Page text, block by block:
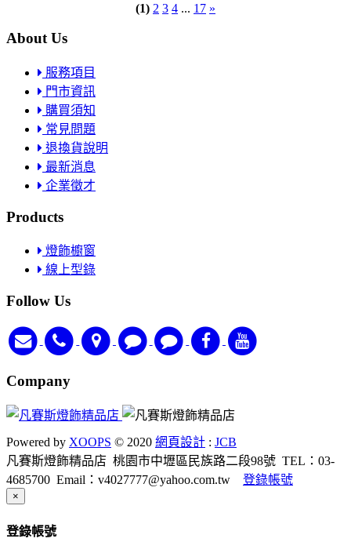
(1) 2 3 4 ... 17 »
About Us
服務項目
門市資訊
購買須知
常見問題
退換貨說明
最新消息
企業徵才
Products
燈飾櫥窗
線上型錄
Follow Us
Company
Powered by XOOPS © 2020 網頁設計 : JCB
凡賽斯燈飾精品店 桃園市中壢區民族路二段98號 TEL：03-
4685700 Email：v4027777@yahoo.com.tw 登錄帳號
×
登錄帳號